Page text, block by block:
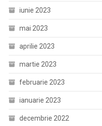
iunie 2023
mai 2023
aprilie 2023
martie 2023
februarie 2023
ianuarie 2023
decembrie 2022